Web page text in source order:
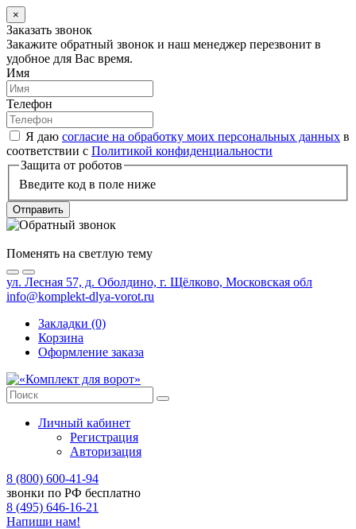
×
Заказать звонок
Закажите обратный звонок и наш менеджер перезвонит в
удобное для Вас время.
Имя
Телефон
Я даю согласие на обработку моих персональных данных в
соответствии с Политикой конфиденциальности
Защита от роботов
Введите код в поле ниже
Отправить
Поменять на светлую тему
ул. Лесная 57, д. Оболдино, г. Щёлково, Московская обл
info@komplekt-dlya-vorot.ru
Закладки (0)
Корзина
Оформление заказа
Личный кабинет
Регистрация
Авторизация
8 (800) 600-41-94
звонки по РФ бесплатно
8 (495) 646-16-21
Напиши нам!